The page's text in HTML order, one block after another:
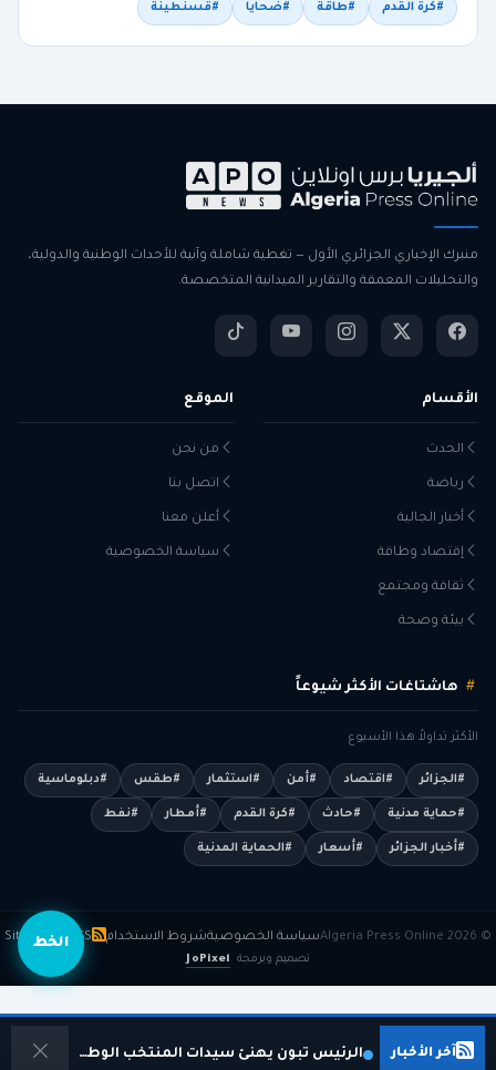
آخر الأخبار الرئيس تبون يهنئ سيدات المنتخب الوطني على التأهل التاريخي
الخط
#كرة القدم #طاقة #ضحايا #قسنطينة
منبرك الإخباري الجزائري الأول — تغطية شاملة وآنية للأحداث الوطنية والدولية،
والتحليلات المعمقة والتقارير الميدانية المتخصصة.
الأقسام
الحدث
رياضة
أخبار الجالية
إقتصاد وطاقة
ثقافة ومجتمع
بيئة وصحة
الموقع
من نحن
اتصل بنا
أعلن معنا
سياسة الخصوصية
هاشتاغات الأكثر شيوعاً
الأكثر تداولاً هذا الأسبوع
#الجزائر #اقتصاد #أمن #استثمار #طقس #دبلوماسية
#حماية مدنية #حادث #كرة القدم #أمطار #نفط
#أخبار الجزائر #أسعار #الحماية المدنية
© 2026 Algeria Press Online سياسة الخصوصيةشروط الاستخدام RSS
Sitemap
تصميم وبرمجة JoPixel